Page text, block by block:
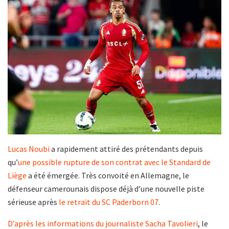
Lucas Noubia rapidement attiré des prétendants depuis
qu’une possible rupture de son contrat avec le Standard de
Liège a été émergée. Très convoité en Allemagne, le
défenseur camerounais dispose déjà d’une nouvelle piste
sérieuse après le retrait du SC Paderborn 07.
D’après les informations du journaliste Sacha Tavolieri, le